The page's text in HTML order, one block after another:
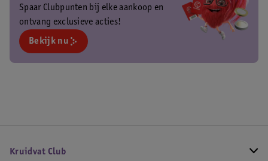
Spaar Clubpunten bij elke aankoop en
ontvang exclusieve acties!
Bekijk nu
Kruidvat Club